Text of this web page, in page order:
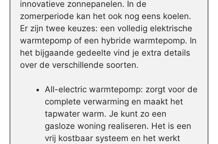
innovatieve zonnepanelen. In de
zomerperiode kan het ook nog eens koelen.
Er zijn twee keuzes: een volledig elektrische
warmtepomp of een hybride warmtepomp. In
het bijgaande gedeelte vind je extra details
over de verschillende soorten.
All-electric warmtepomp: zorgt voor de
complete verwarming en maakt het
tapwater warm. Je kunt zo een
gasloze woning realiseren. Het is een
vrij kostbaar systeem en het werkt